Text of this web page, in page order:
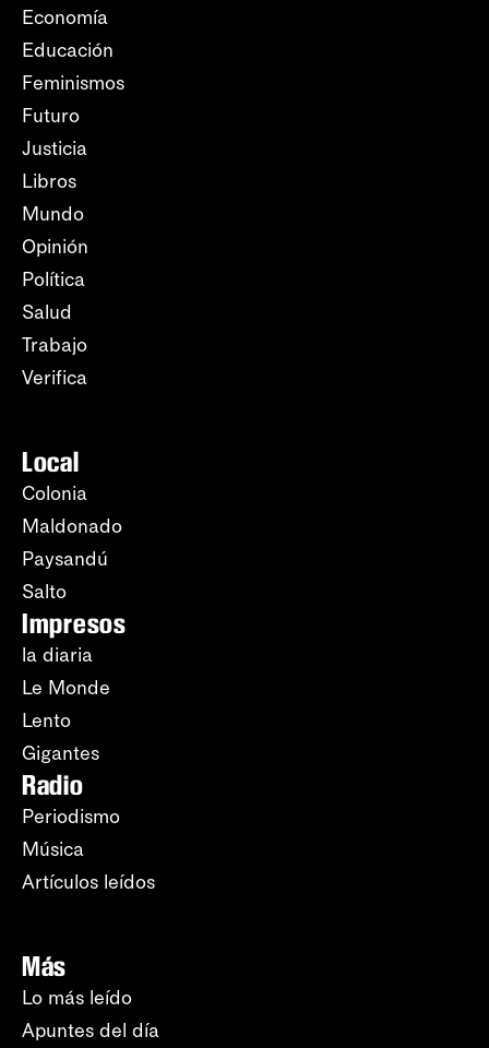
Economía
Educación
Feminismos
Futuro
Justicia
Libros
Mundo
Opinión
Política
Salud
Trabajo
Verifica
Local
Colonia
Maldonado
Paysandú
Salto
Impresos
la diaria
Le Monde
Lento
Gigantes
Radio
Periodismo
Música
Artículos leídos
Más
Lo más leído
Apuntes del día